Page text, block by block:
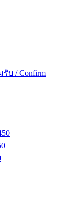
รับ / Confirm